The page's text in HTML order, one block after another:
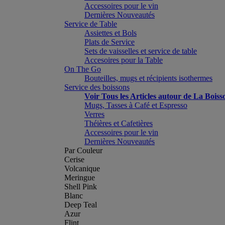
Accessoires pour le vin
Dernières Nouveautés
Service de Table
Assiettes et Bols
Plats de Service
Sets de vaisselles et service de table
Accesoires pour la Table
On The Go
Bouteilles, mugs et récipients isothermes
Service des boissons
Voir Tous les Articles autour de La
Mugs, Tasses à Café et Espresso
Verres
Théières et Cafetières
Accessoires pour le vin
Dernières Nouveautés
Par Couleur
Cerise
Volcanique
Meringue
Shell Pink
Blanc
Deep Teal
Azur
Flint